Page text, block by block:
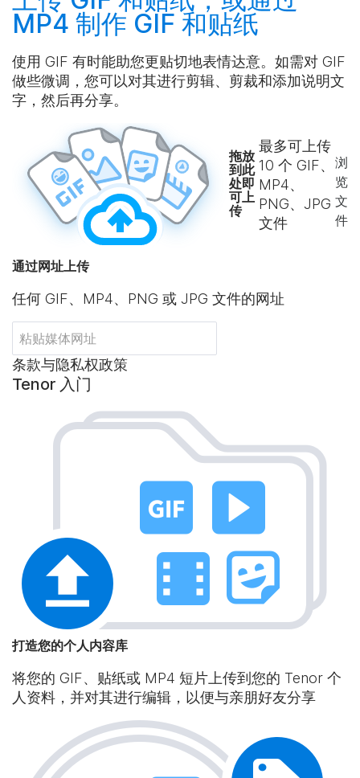
MP4 制作 GIF 和贴纸
使用 GIF 有时能助您更贴切地表情达意。如需对 GIF
做些微调，您可以对其进行剪辑、剪裁和添加说明文
字，然后再分享。
拖放
到此
处即
可上
传
最多可上传
10 个 GIF、
MP4、
PNG、JPG
文件
浏
览
文
件
通过网址上传
任何 GIF、MP4、PNG 或 JPG 文件的网址
条款与隐私权政策
Tenor 入门
打造您的个人内容库
将您的 GIF、贴纸或 MP4 短片上传到您的 Tenor 个
人资料，并对其进行编辑，以便与亲朋好友分享